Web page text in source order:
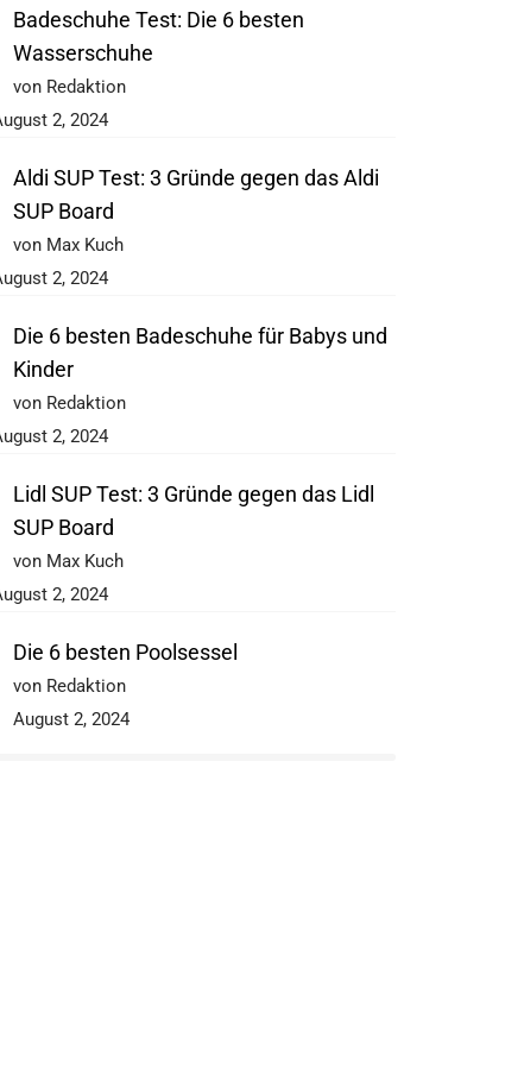
Badeschuhe Test: Die 6 besten
Wasserschuhe
von Redaktion
2, 2024
Aldi SUP Test: 3 Gründe gegen das Aldi
SUP Board
von Max Kuch
2, 2024
Die 6 besten Badeschuhe für Babys und
Kinder
von Redaktion
2, 2024
Lidl SUP Test: 3 Gründe gegen das Lidl
SUP Board
von Max Kuch
2, 2024
Die 6 besten Poolsessel
von Redaktion
August 2, 2024